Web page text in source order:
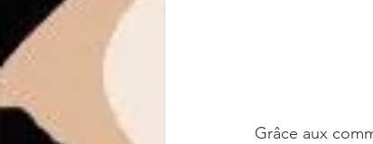
Grâce aux